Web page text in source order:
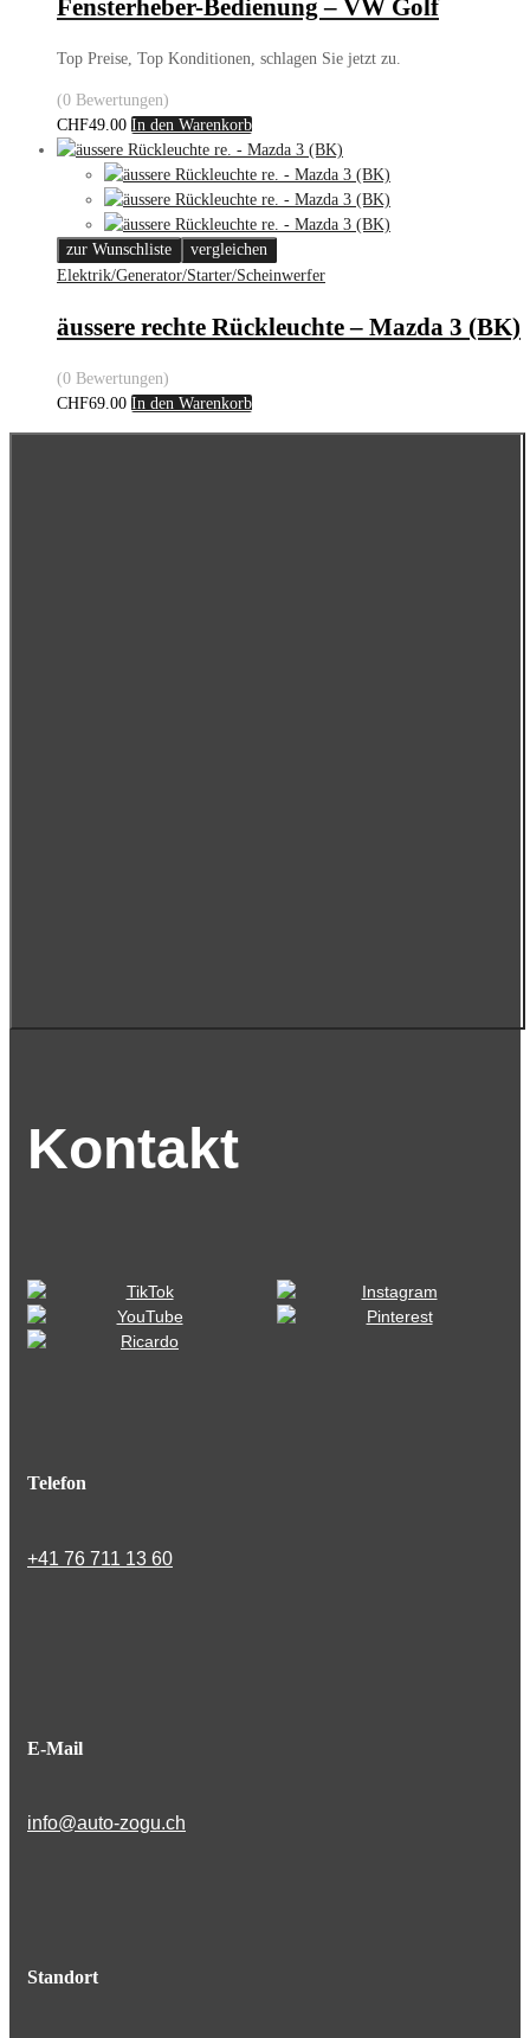
Fensterheber-Bedienung – VW Golf
Top Preise, Top Konditionen, schlagen Sie jetzt zu.
(0 Bewertungen)
CHF49.00 In den Warenkorb
zur Wunschliste
vergleichen
Elektrik/Generator/Starter/Scheinwerfer
äussere rechte Rückleuchte – Mazda 3 (BK)
(0 Bewertungen)
CHF69.00 In den Warenkorb
Kontakt
Telefon
+41 76 711 13 60
E-Mail
info@auto-zogu.ch
Standort